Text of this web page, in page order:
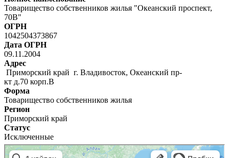
Товарищество собственников жилья "Океанский проспект,
70В"
ОГРН
1042504373867
Дата ОГРН
09.11.2004
Адрес
Приморский край г. Владивосток, Океанский пр-
кт д.70 корп.В
Форма
Товарищество собственников жилья
Регион
Приморский край
Статус
Исключенные